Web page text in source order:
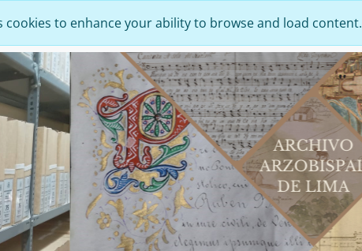
cookies to enhance your ability to browse and load content.